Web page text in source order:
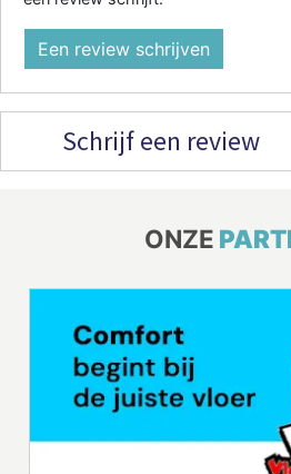
Een review schrijven
Schrijf een review
ONZE